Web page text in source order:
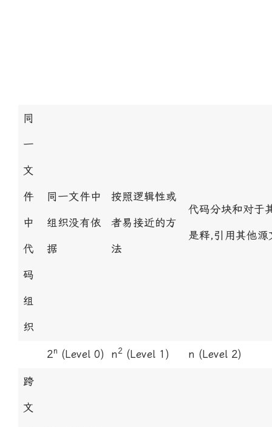
同
一
文
件
中
代
码
组
织
同一文件中
组织没有依
据
按照逻辑性或
者易接近的方
法
代码分块和对于
是释,引用其他
2n (Level 0) n2 (Level 1) n (Level 2)
跨
文